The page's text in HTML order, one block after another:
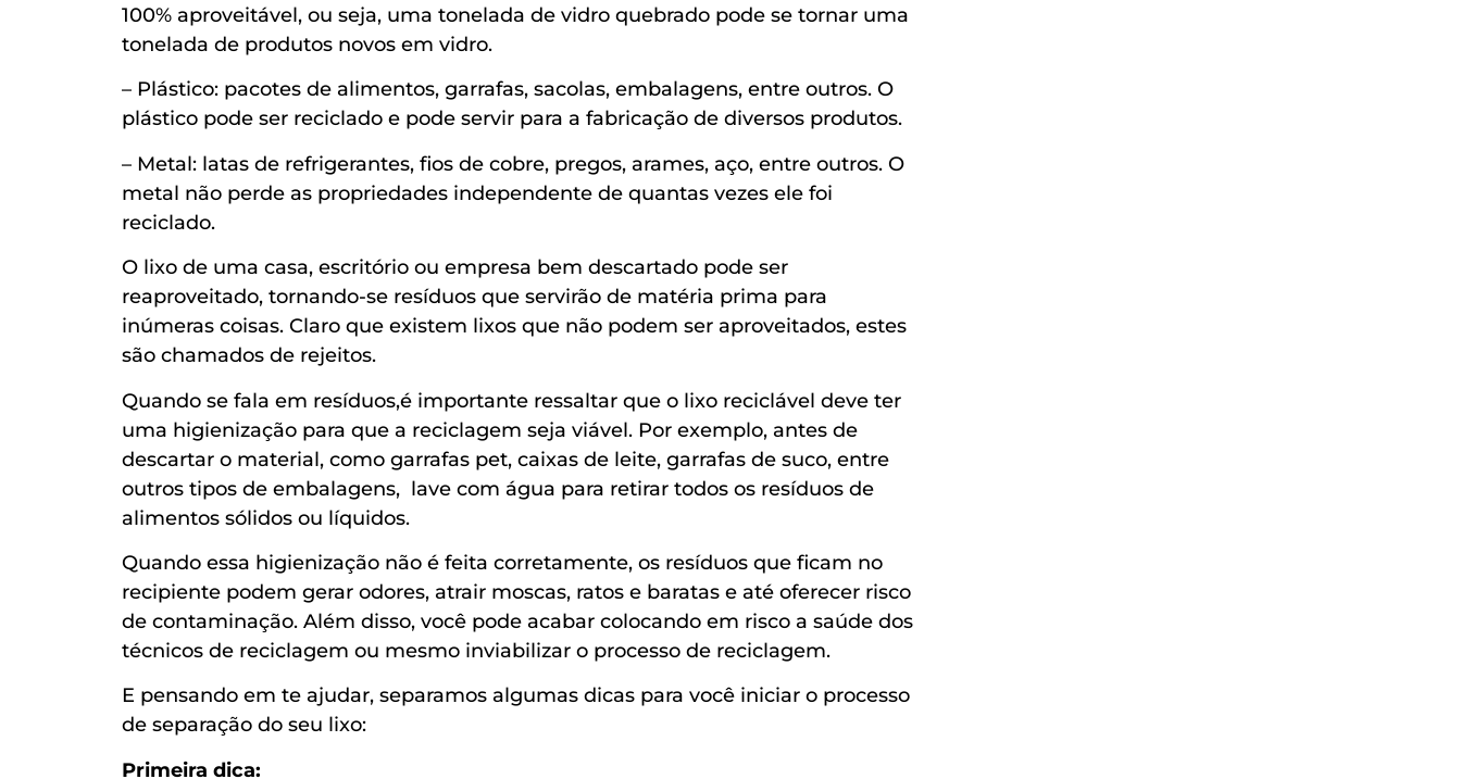
100% aproveitável, ou seja, uma tonelada de vidro quebrado pode se tornar uma
tonelada de produtos novos em vidro.
– Plástico: pacotes de alimentos, garrafas, sacolas, embalagens, entre outros. O
plástico pode ser reciclado e pode servir para a fabricação de diversos produtos.
– Metal: latas de refrigerantes, fios de cobre, pregos, arames, aço, entre outros. O
metal não perde as propriedades independente de quantas vezes ele foi
reciclado.
O lixo de uma casa, escritório ou empresa bem descartado pode ser
reaproveitado, tornando-se resíduos que servirão de matéria prima para
inúmeras coisas. Claro que existem lixos que não podem ser aproveitados, estes
são chamados de rejeitos.
Quando se fala em resíduos,é importante ressaltar que o lixo reciclável deve ter
uma higienização para que a reciclagem seja viável. Por exemplo, antes de
descartar o material, como garrafas pet, caixas de leite, garrafas de suco, entre
outros tipos de embalagens, lave com água para retirar todos os resíduos de
alimentos sólidos ou líquidos.
Quando essa higienização não é feita corretamente, os resíduos que ficam no
recipiente podem gerar odores, atrair moscas, ratos e baratas e até oferecer risco
de contaminação. Além disso, você pode acabar colocando em risco a saúde dos
técnicos de reciclagem ou mesmo inviabilizar o processo de reciclagem.
E pensando em te ajudar, separamos algumas dicas para você iniciar o processo
de separação do seu lixo:
Primeira dica: